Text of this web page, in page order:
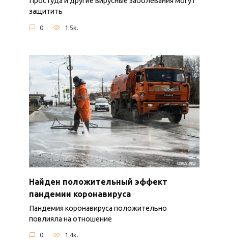
защитить
0 1.5к.
Найден положительный эффект
пандемии коронавируса
Пандемия коронавируса положительно
повлияла на отношение
0 1.4к.